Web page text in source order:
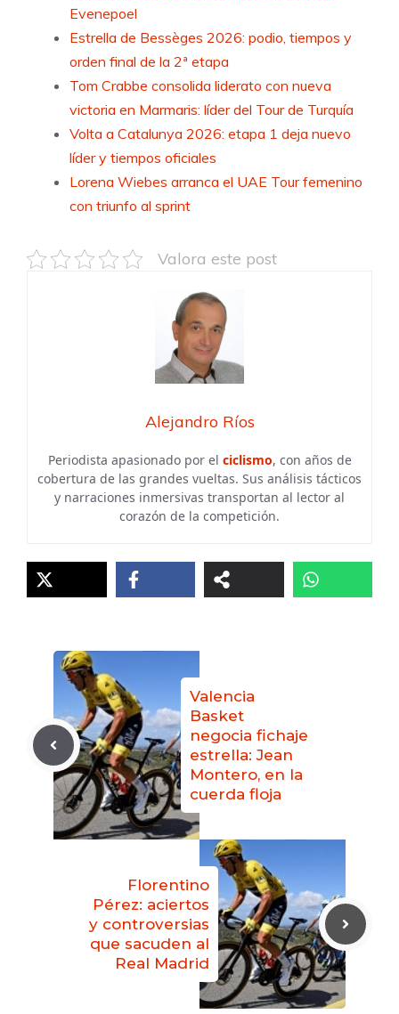
Evenepoel
Estrella de Bessèges 2026: podio, tiempos y
orden final de la 2ª etapa
Tom Crabbe consolida liderato con nueva
victoria en Marmaris: líder del Tour de Turquía
Volta a Catalunya 2026: etapa 1 deja nuevo
líder y tiempos oficiales
Lorena Wiebes arranca el UAE Tour femenino
con triunfo al sprint
Valora este post
Alejandro Ríos
Periodista apasionado por el ciclismo, con años de
cobertura de las grandes vueltas. Sus análisis tácticos
y narraciones inmersivas transportan al lector al
corazón de la competición.
Valencia
Basket
negocia fichaje
estrella: Jean
Montero, en la
cuerda floja
Florentino
Pérez: aciertos
y controversias
que sacuden al
Real Madrid